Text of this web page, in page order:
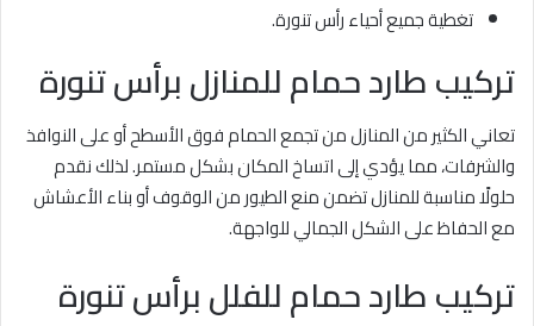
تغطية جميع أحياء رأس تنورة.
تركيب طارد حمام للمنازل برأس تنورة
تعاني الكثير من المنازل من تجمع الحمام فوق الأسطح أو على النوافذ
والشرفات، مما يؤدي إلى اتساخ المكان بشكل مستمر. لذلك نقدم
حلولًا مناسبة للمنازل تضمن منع الطيور من الوقوف أو بناء الأعشاش
مع الحفاظ على الشكل الجمالي للواجهة.
تركيب طارد حمام للفلل برأس تنورة